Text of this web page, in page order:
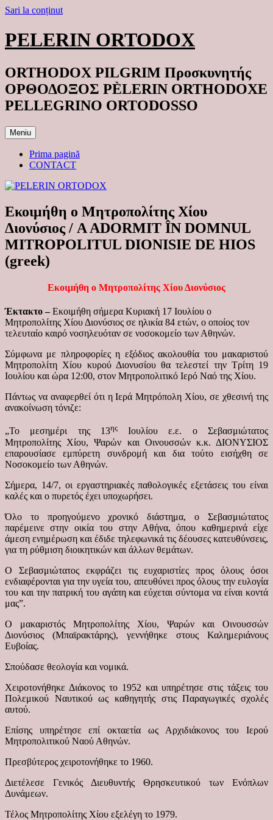
Sari la conținut
PELERIN ORTODOX
ORTHODOX PILGRIM Προσκυνητής
ΟΡΘΟΔΟΞΟΣ PÈLERIN ORTHODOXE
PELLEGRINO ORTODOSSO
Meniu
Prima pagină
CONTACT
Εκοιμήθη ο Μητροπολίτης Χίου
Διονύσιος / A ADORMIT ÎN DOMNUL
MITROPOLITUL DIONISIE DE HIOS
(greek)
Εκοιμήθη ο Μητροπολίτης Χίου Διονύσιος
Έκτακτο –Εκοιμήθη σήμερα Κυριακή 17 Ιουλίου ο
Μητροπολίτης Χίου Διονύσιος σε ηλικία 84 ετών, ο οποίος τον
τελευταίο καιρό νοσηλευόταν σε νοσοκομείο των Αθηνών.
Σύμφωνα με πληροφορίες η εξόδιος ακολουθία του μακαριστού
Μητροπολίτη Χίου κυρού Διονυσίου θα τελεστεί την Τρίτη 19
Ιουλίου και ώρα 12:00, στον Μητροπολιτικό Ιερό Ναό της Χίου.
Πάντως να αναφερθεί ότι η Ιερά Μητρόπολη Χίου, σε χθεσινή της
ανακοίνωση τόνιζε:
„Το μεσημέρι της 13ηςΙουλίου ε.ε. ο Σεβασμιώτατος
Μητροπολίτης Χίου, Ψαρών και Οινουσσών κ.κ. ΔΙΟΝΥΣΙΟΣ
επαρουσίασε εμπύρετη συνδρομή και δια τούτο εισήχθη σε
Νοσοκομείο των Αθηνών.
Σήμερα, 14/7, οι εργαστηριακές παθολογικές εξετάσεις του είναι
καλές και ο πυρετός έχει υποχωρήσει.
Όλο το προηγούμενο χρονικό διάστημα, ο Σεβασμιώτατος
παρέμεινε στην οικία του στην Αθήνα, όπου καθημερινά είχε
άμεση ενημέρωση και έδιδε τηλεφωνικά τις δέουσες κατευθύνσεις,
για τη ρύθμιση διοικητικών και άλλων θεμάτων.
Ο Σεβασμιώτατος εκφράζει τις ευχαριστίες προς όλους όσοι
ενδιαφέρονται για την υγεία του, απευθύνει προς όλους την ευλογία
του και την πατρική του αγάπη και εύχεται σύντομα να είναι κοντά
μας”.
Ο μακαριστός Μητροπολίτης Χίου, Ψαρών και Οινουσσών
Διονύσιος (Μπαϊρακτάρης), γεννήθηκε στους Καλημεριάνους
Ευβοίας.
Σπούδασε θεολογία και νομικά.
Χειροτονήθηκε Διάκονος το 1952 και υπηρέτησε στις τάξεις του
Πολεμικού Ναυτικού ως καθηγητής στις Παραγωγικές σχολές
αυτού.
Επίσης υπηρέτησε επί οκταετία ως Αρχιδιάκονος του Ιερού
Μητροπολιτικού Ναού Αθηνών.
Πρεσβύτερος χειροτονήθηκε το 1960.
Διετέλεσε Γενικός Διευθυντής Θρησκευτικού των Ενόπλων
Δυνάμεων.
Τέλος Μητροπολίτης Χίου εξελέγη το 1979.